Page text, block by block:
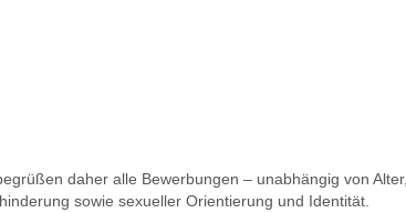
daher alle Bewerbungen – unabhängig von Alter,
sowie sexueller Orientierung und Identität.